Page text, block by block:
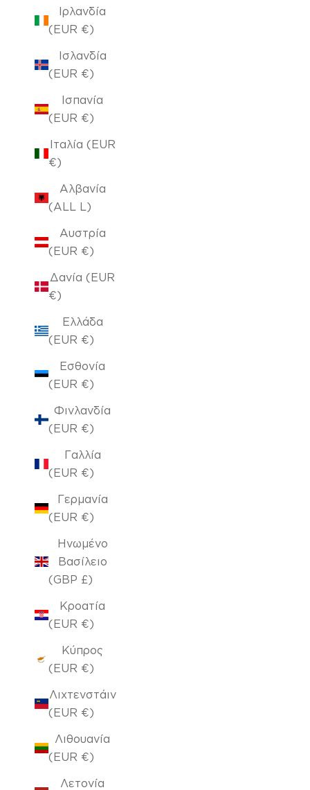
Ιρλανδία
(EUR €)
Ισλανδία
(EUR €)
Ισπανία
(EUR €)
Ιταλία (EUR
€)
Αλβανία
(ALL L)
Αυστρία
(EUR €)
Δανία (EUR
€)
Ελλάδα
(EUR €)
Εσθονία
(EUR €)
Φινλανδία
(EUR €)
Γαλλία
(EUR €)
Γερμανία
(EUR €)
Ηνωμένο
Βασίλειο
(GBP £)
Κροατία
(EUR €)
Κύπρος
(EUR €)
Λιχτενστάιν
(EUR €)
Λιθουανία
(EUR €)
Λετονία